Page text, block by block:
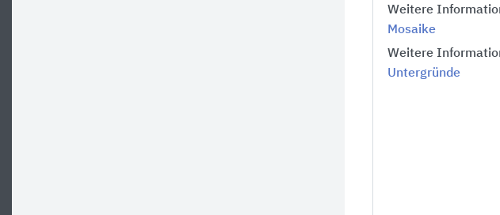
Weitere
Mosaike
Weitere
Untergründe